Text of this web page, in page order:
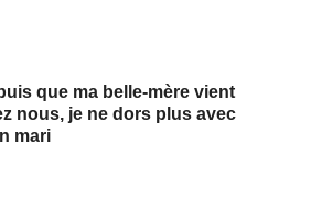
que ma belle-mère vient
nous, je ne dors plus avec
mari